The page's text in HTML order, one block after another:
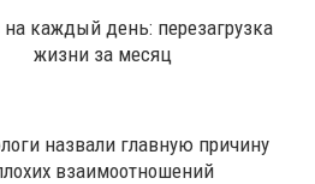
каждый день: перезагрузка
жизни за месяц
назвали главную причину
взаимоотношений